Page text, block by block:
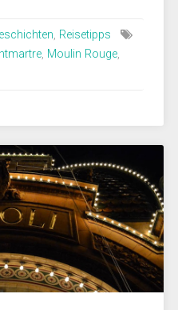
, Reisetipps
, Moulin Rouge,